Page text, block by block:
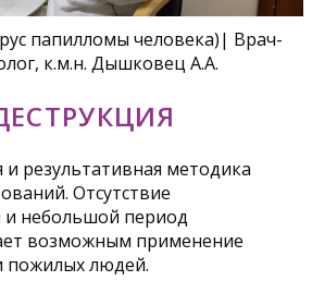
папилломы человека)| Врач-
к.м.н. Дышковец А.А.
результативная методика
Отсутствие
и небольшой период
возможным применение
пожилых людей.